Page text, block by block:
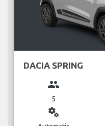
DACIA SPRING
group
5
miscellaneous_services